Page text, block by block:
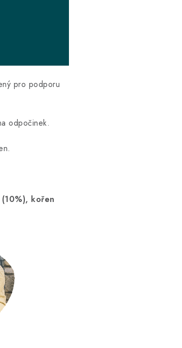
pro podporu
odpočinek.
10%), kořen